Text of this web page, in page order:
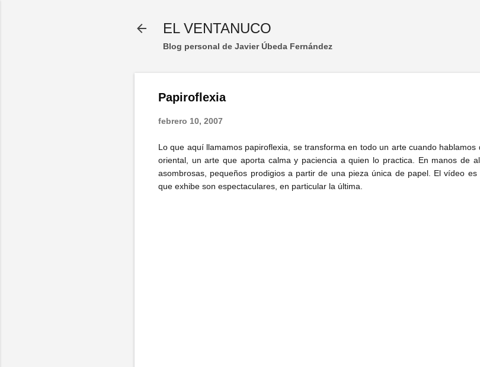
EL VENTANUCO
Blog personal de Javier Úbeda Fernández
Papiroflexia
febrero 10, 2007
Lo que aquí llamamos papiroflexia, se transforma en todo un arte cuando hablamos
oriental, un arte que aporta calma y paciencia a quien lo practica. En manos de
asombrosas, pequeños prodigios a partir de una pieza única de papel. El vídeo
que exhibe son espectaculares, en particular la última.